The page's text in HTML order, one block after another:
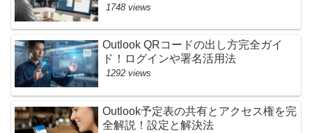
1748 views
Outlook QRコードの出し方完全ガイ
ド！ログインや署名活用法
1292 views
Outlook予定表の共有とアクセス権を完
全解説！設定と解決法